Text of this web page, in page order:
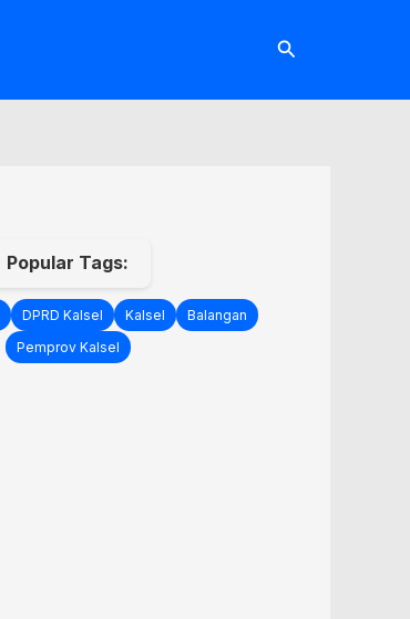
Cari
Popular Tags:
DPRD Kalsel Kalsel
Balangan
Pemprov Kalsel